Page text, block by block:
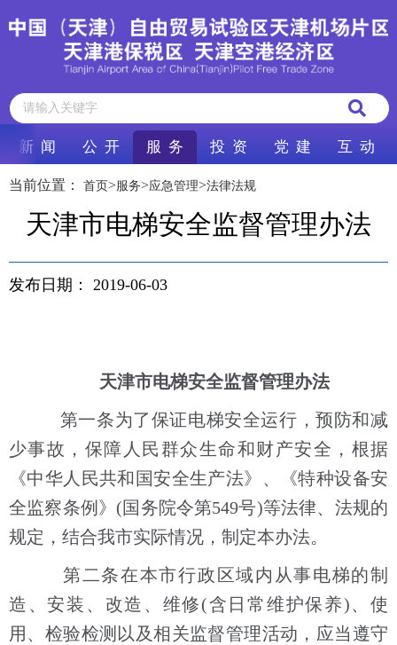
新 闻 公 开 服 务 投 资 党 建 互 动
当前位置： 首页>服务>应急管理>法律法规
天津市电梯安全监督管理办法
发布日期： 2019-06-03
天津市电梯安全监督管理办法
第一条为了保证电梯安全运行，预防和减
少事故，保障人民群众生命和财产安全，根据
《中华人民共和国安全生产法》、《特种设备安
全监察条例》(国务院令第549号)等法律、法规的
规定，结合我市实际情况，制定本办法。
第二条在本市行政区域内从事电梯的制
造、安装、改造、维修(含日常维护保养)、使
用、检验检测以及相关监督管理活动，应当遵守